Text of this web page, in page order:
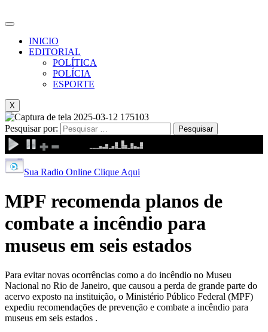
INICIO
EDITORIAL
POLÍTICA
POLÍCIA
ESPORTE
X
Pesquisar por:
Sua Radio Online Clique Aqui
MPF recomenda planos de
combate a incêndio para
museus em seis estados
Para evitar novas ocorrências como a do incêndio no Museu
Nacional no Rio de Janeiro, que causou a perda de grande parte do
acervo exposto na instituição, o Ministério Público Federal (MPF)
expediu recomendações de prevenção e combate a incêndio para
museus em seis estados .